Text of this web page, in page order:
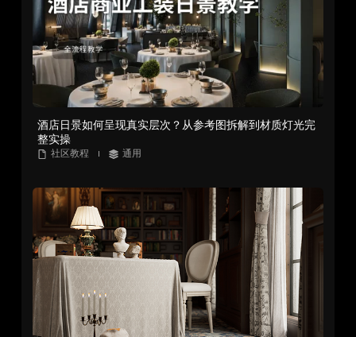
酒店日景如何呈现真实层次？从参考图拆解到材质灯光完
整实操
社区教程 通用